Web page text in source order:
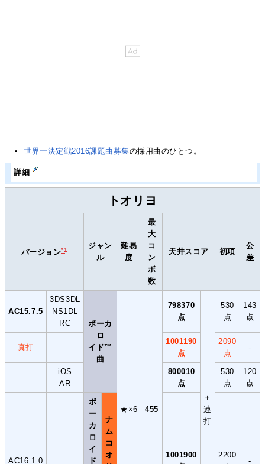
世界一決定戦2016課題曲募集の採用曲のひとつ。
詳細
トオリヨ
バージョン*1
ジャン
ル
難易
度
最
大
コ
ン
ボ
数
天井スコア 初項
公
差
AC15.7.5
3DS3DL
NS1DL
RC
ボーカ
ロ
イド™
曲
★×6 455
798370
点
＋
連
打
530
点
143
点
真打
1001190
点
2090
点
-
iOS
AR
800010
点
530
点
120
点
AC16.1.0
ボ
ー
カ
ロ
イ
ド
ナ
ム
コ
オ
1001900
2200
-